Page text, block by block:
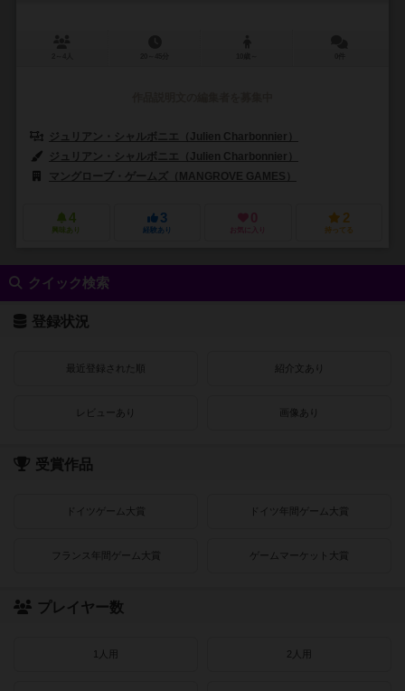
ジュリアン・シャルボニエ（Julien Charbonnier）
ジュリアン・シャルボニエ（Julien Charbonnier）
マングローブ・ゲームズ（MANGROVE GAMES）
4
興味あり
3
経験あり
0
お気に入り
2
持ってる
クイック検索
登録状況
最近登録された順 紹介文あり
レビューあり 画像あり
受賞作品
ドイツゲーム大賞 ドイツ年間ゲーム大賞
フランス年間ゲーム大賞 ゲームマーケット大賞
プレイヤー数
1人用 2人用